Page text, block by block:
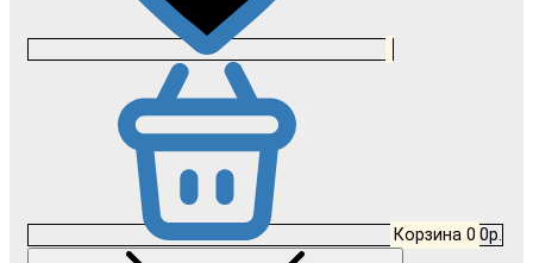
Корзина 0 0р.